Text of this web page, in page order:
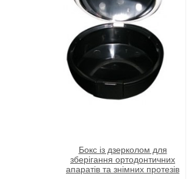
Бокс із дзерколом для
зберігання ортодонтичних
апаратів та знімних протезів